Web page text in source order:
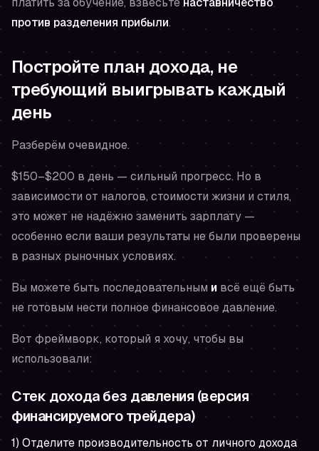
против разделения прибыли.
Постройте план дохода, не
требующий выигрывать каждый
день
Разберём очевидное.
$150–$200 в день — сильный прогресс. Но в
зависимости от налогов, стоимости жизни и стиля,
это может не надёжно заменить зарплату —
особенно если ваши результаты не были проверены
в разных рыночных условиях.
Вы можете быть последовательным и всё ещё быть
не готовым нести полное финансовое давление.
Вот фреймворк, который я хочу, чтобы вы
использовали:
Стек дохода без давления (версия
финансируемого трейдера)
1) Отделите производительность от личного дохода